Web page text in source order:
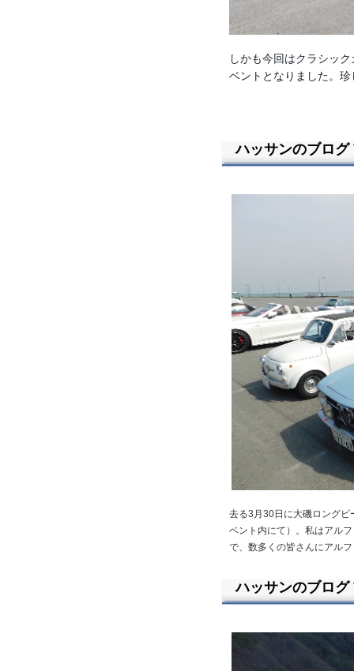
しかも今回はクラシッ
ベントとなりました。
ハッサンのブログ
去る3月30日に大磯ロングビ
ベント内にて）。私はアル
で、数多くの皆さんにアル
ハッサンのブログ